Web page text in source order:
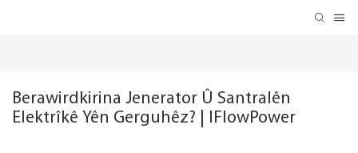
Berawirdkirina Jenerator Û Santralên
Elektrîkê Yên Gerguhêz? | IFlowPower